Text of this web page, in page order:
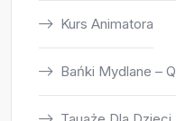
Kurs Animatora
Bańki Mydlane –